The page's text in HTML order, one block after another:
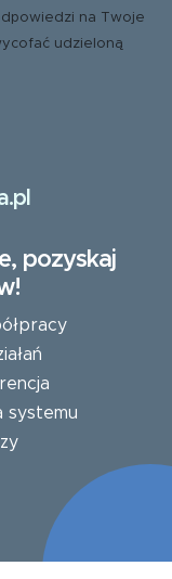
na Twoje
udzieloną
pozyskaj
systemu